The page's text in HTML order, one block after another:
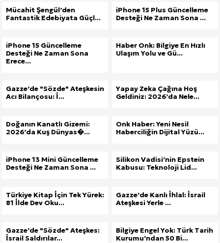
Mücahit Şengül’den
Fantastik Edebiyata Güçl...
iPhone 15 Plus Güncelleme
Desteği Ne Zaman Sona ...
iPhone 15 Güncelleme
Desteği Ne Zaman Sona
Erece...
Haber Onk: Bilgiye En Hızlı
Ulaşım Yolu ve Gü...
Gazze’de "Sözde" Ateşkesin
Acı Bilançosu: İ...
Yapay Zeka Çağına Hoş
Geldiniz: 2026’da Nele...
Doğanın Kanatlı Gizemi:
2026’da Kuş Dünyas�...
Onk Haber: Yeni Nesil
Haberciliğin Dijital Yüzü...
iPhone 13 Mini Güncelleme
Desteği Ne Zaman Sona ...
Silikon Vadisi’nin Epstein
Kabusu: Teknoloji Lid...
Türkiye Kitap İçin Tek Yürek:
81 İlde Dev Oku...
Gazze’de Kanlı İhlal: İsrail
Ateşkesi Yerle ...
Gazze’de "Sözde" Ateşkes:
İsrail Saldırılar...
Bilgiye Engel Yok: Türk Tarih
Kurumu’ndan 50 Bi...